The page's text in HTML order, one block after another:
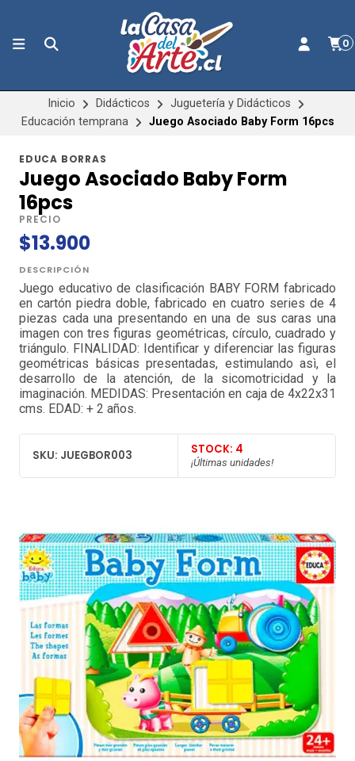
0
Inicio Didácticos
Juguetería y Didácticos
Educación temprana
Juego Asociado Baby Form 16pcs
EDUCA BORRAS
Juego Asociado Baby Form
16pcs
PRECIO
$13.900
DESCRIPCIÓN
Juego educativo de clasificación BABY FORM fabricado
en cartón piedra doble, fabricado en cuatro series de 4
piezas cada una presentando en una de sus caras una
imagen con tres figuras geométricas, círculo, cuadrado y
triángulo. FINALIDAD: Identificar y diferenciar las figuras
geométricas básicas presentadas, estimulando asì, el
desarrollo de la atención, de la sicomotricidad y la
imaginación. MEDIDAS: Presentación en caja de 4x22x31
cms. EDAD: + 2 años.
SKU: JUEGBOR003 STOCK: 4
¡Últimas unidades!